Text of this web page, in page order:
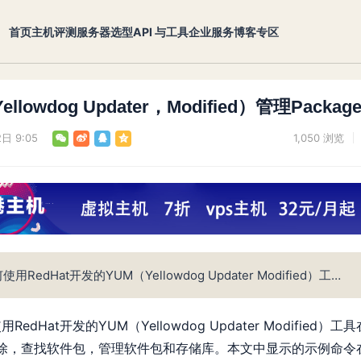
首页主机评测服务器选型API 与工具企业服务博客专区
Updater，Modified）管理Package
9:05 1,050 浏览
使用RedHat开发的YUM（Yellowdog Updater Modified）工…
用RedHat开发的YUM（Yellowdog Updater Modified）工具
，查找软件包，管理软件包和存储库。本文中显示的示例命令